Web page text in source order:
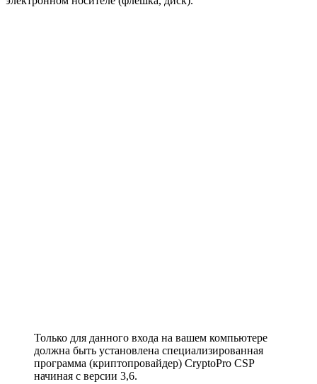
Только для данного входа на вашем компьютере
должна быть установлена специализированная
программа (криптопровайдер) CryptoPro CSP
начиная с версии 3,6.